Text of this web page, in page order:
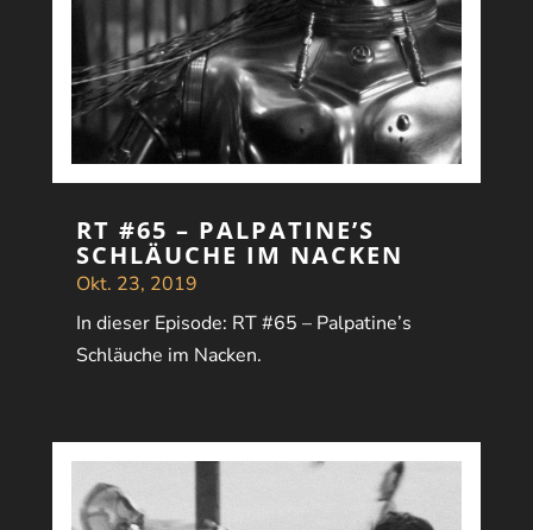
RT #65 – PALPATINE’S
SCHLÄUCHE IM NACKEN
Okt. 23, 2019
In dieser Episode: RT #65 – Palpatine’s
Schläuche im Nacken.